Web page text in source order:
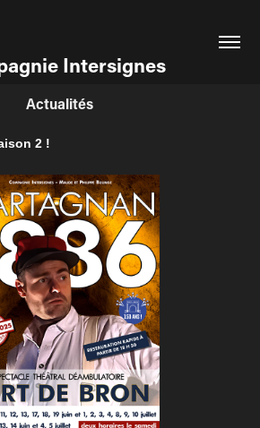
Intersignes
Actualités
2 !